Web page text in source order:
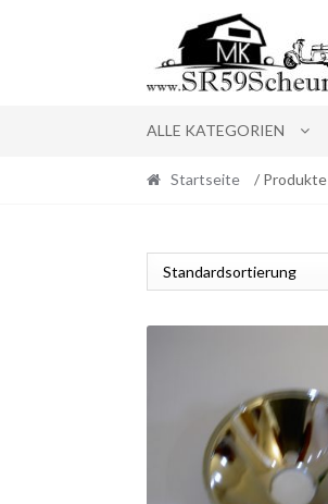
navigation
content
ALLE KATEGORIEN
Startseite /